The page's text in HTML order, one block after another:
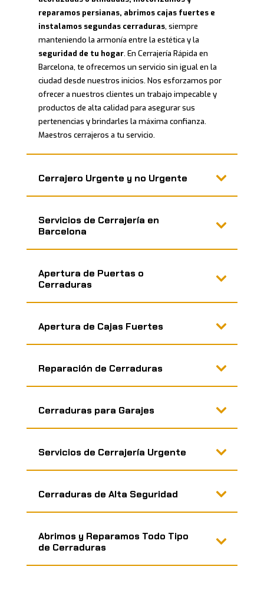
reparamos persianas, abrimos cajas fuertes e
instalamos segundas cerraduras, siempre
manteniendo la armonía entre la estética y la
seguridad de tu hogar. En Cerrajería Rápida en
Barcelona, te ofrecemos un servicio sin igual en la
ciudad desde nuestros inicios. Nos esforzamos por
ofrecer a nuestros clientes un trabajo impecable y
productos de alta calidad para asegurar sus
pertenencias y brindarles la máxima confianza.
Maestros cerrajeros a tu servicio.
Cerrajero Urgente y no Urgente
Servicios de Cerrajería en
Barcelona
Apertura de Puertas o
Cerraduras
Apertura de Cajas Fuertes
Reparación de Cerraduras
Cerraduras para Garajes
Servicios de Cerrajería Urgente
Cerraduras de Alta Seguridad
Abrimos y Reparamos Todo Tipo
de Cerraduras